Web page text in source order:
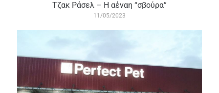
Τζακ Ράσελ – Η αέναη “σβούρα”
11/05/2023